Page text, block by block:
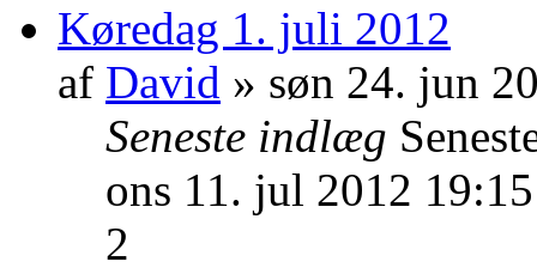
Køredag 1. juli 2012
af David » søn 24. jun
Seneste indlæg
ons 11. jul 2012 19:15
2